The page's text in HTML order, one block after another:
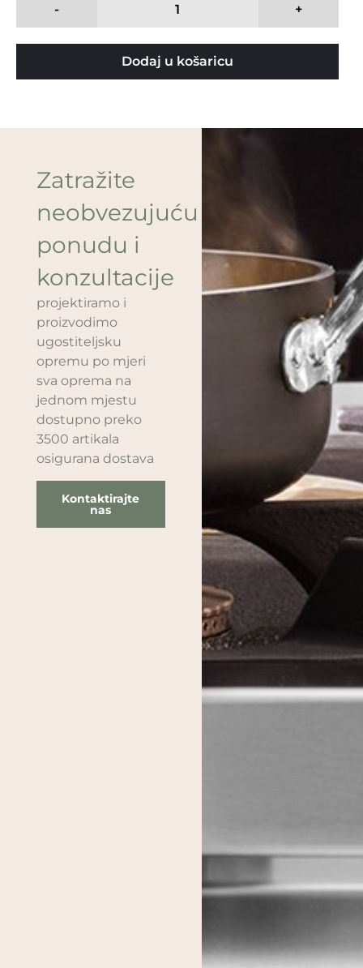
- +
Dodaj u košaricu
Zatražite
neobvezujuću
ponudu i
konzultacije
projektiramo i
proizvodimo
ugostiteljsku
opremu po mjeri
sva oprema na
jednom mjestu
dostupno preko
3500 artikala
osigurana dostava
Kontaktirajte
nas